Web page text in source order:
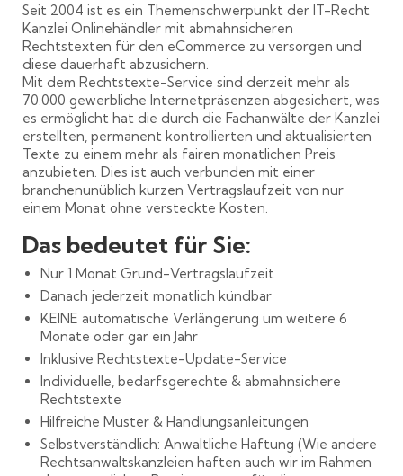
Seit 2004 ist es ein Themenschwerpunkt der IT-Recht
Kanzlei Onlinehändler mit abmahnsicheren
Rechtstexten für den eCommerce zu versorgen und
diese dauerhaft abzusichern.
Mit dem Rechtstexte-Service sind derzeit mehr als
70.000 gewerbliche Internetpräsenzen abgesichert, was
es ermöglicht hat die durch die Fachanwälte der Kanzlei
erstellten, permanent kontrollierten und aktualisierten
Texte zu einem mehr als fairen monatlichen Preis
anzubieten. Dies ist auch verbunden mit einer
branchenunüblich kurzen Vertragslaufzeit von nur
einem Monat ohne versteckte Kosten.
Das bedeutet für Sie:
Nur 1 Monat Grund-Vertragslaufzeit
Danach jederzeit monatlich kündbar
KEINE automatische Verlängerung um weitere 6
Monate oder gar ein Jahr
Inklusive Rechtstexte-Update-Service
Individuelle, bedarfsgerechte & abmahnsichere
Rechtstexte
Hilfreiche Muster & Handlungsanleitungen
Selbstverständlich: Anwaltliche Haftung (Wie andere
Rechtsanwaltskanzleien haften auch wir im Rahmen